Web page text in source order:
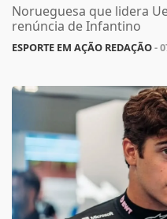
Norueguesa que lidera
renúncia de Infantino
ESPORTE EM AÇÃO REDAÇÃO-